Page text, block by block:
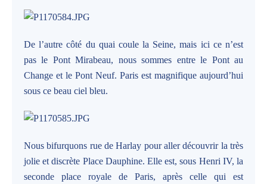
De l’autre côté du quai coule la Seine, mais ici ce n’est
pas le Pont Mirabeau, nous sommes entre le Pont au
Change et le Pont Neuf. Paris est magnifique aujourd’hui
sous ce beau ciel bleu.
Nous bifurquons rue de Harlay pour aller découvrir la très
jolie et discrète Place Dauphine. Elle est, sous Henri IV, la
seconde place royale de Paris, après celle qui est